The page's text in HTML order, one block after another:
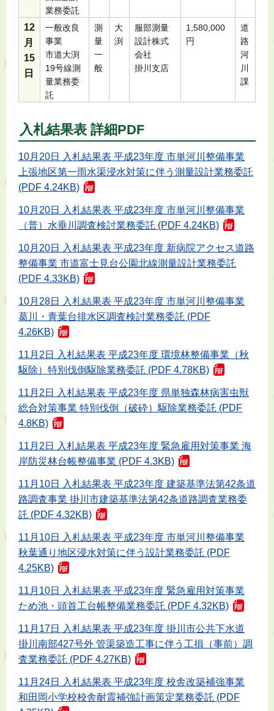
業務委託
12
月
15
日
一般改良
事業
市道大渕
19号線測
量業務委
託
測
量
一
般
大
渕
服部測量
設計株式
会社
掛川支店
1,580,000
円
道
路
河
川
課
入札結果表 詳細PDF
10月20日 入札結果表 平成23年度 市単河川整備事業
上張地区第一雨水渠浸水対策に伴う測量設計業務委託
(PDF 4.24KB)
10月20日 入札結果表 平成23年度 市単河川整備事業
（普）水垂川調査検討業務委託 (PDF 4.24KB)
10月20日 入札結果表 平成23年度 新病院アクセス道路
整備事業 市道富士見台公園北線測量設計業務委託
(PDF 4.33KB)
10月28日 入札結果表 平成23年度 市単河川整備事業
葛川・青葉台排水区調査検討業務委託 (PDF
4.26KB)
11月2日 入札結果表 平成23年度 環境林整備事業（秋
駆除）特別伐倒駆除業務委託 (PDF 4.78KB)
11月2日 入札結果表 平成23年度 県単独森林病害虫獣
総合対策事業 特別伐倒（破砕）駆除業務委託 (PDF
4.8KB)
11月2日 入札結果表 平成23年度 緊急雇用対策事業 海
岸防災林台帳整備事業 (PDF 4.3KB)
11月10日 入札結果表 平成23年度 建築基準法第42条道
路調査事業 掛川市建築基準法第42条道路調査業務委
託 (PDF 4.32KB)
11月10日 入札結果表 平成23年度 市単河川整備事業
秋葉通り地区浸水対策に伴う設計業務委託 (PDF
4.25KB)
11月10日 入札結果表 平成23年度 緊急雇用対策事業
ため池・頭首工台帳整備業務委託 (PDF 4.32KB)
11月17日 入札結果表 平成23年度 掛川市公共下水道
掛川南部427号外 管渠築造工事に伴う工損（事前）調
査業務委託 (PDF 4.27KB)
11月24日 入札結果表 平成23年度 校舎改築補強事業
和田岡小学校校舎耐震補強計画策定業務委託 (PDF